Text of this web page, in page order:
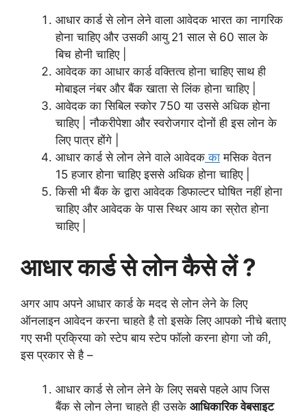
आधार कार्ड से लोन लेने वाला आवेदक भारत का नागरिक
होना चाहिए और उसकी आयु 21 साल से 60 साल के
बिच होनी चाहिए |
आवेदक का आधार कार्ड वक्तित्व होना चाहिए साथ ही
मोबाइल नंबर और बैंक खाता से लिंक होना चाहिए |
आवेदक का सिबिल स्कोर 750 या उससे अधिक होना
चाहिए | नौकरीपेशा और स्वरोजगार दोनों ही इस लोन के
लिए पात्र होंगे |
आधार कार्ड से लोन लेने वाले आवेदक का मसिक वेतन
15 हजार होना चाहिए इससे अधिक होना चाहिए |
किसी भी बैंक के द्वारा आवेदक डिफाल्टर घोषित नहीं होना
चाहिए और आवेदक के पास स्थिर आय का स्रोत होना
चाहिए |
आधार कार्ड से लोन कैसे लें ?
अगर आप अपने आधार कार्ड के मदद से लोन लेने के लिए
ऑनलाइन आवेदन करना चाहते है तो इसके लिए आपको नीचे बताए
गए सभी प्रक्रिया को स्टेप बाय स्टेप फॉलो करना होगा जो की,
इस प्रकार से है –
आधार कार्ड से लोन लेने के लिए सबसे पहले आप जिस
बैंक से लोन लेना चाहते ही उसके आधिकारिक वेबसाइट